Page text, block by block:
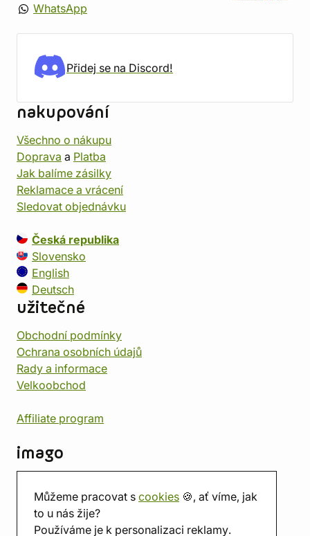
Můžeme pracovat s cookies 🍪, ať víme, jak
to u nás žije?
Používáme je k personalizaci reklamy.
WhatsApp
Přidej se na Discord!
nakupování
Všechno o nákupu
Doprava a Platba
Jak balíme zásilky
Reklamace a vrácení
Sledovat objednávku
Česká republika
Slovensko
English
Deutsch
užitečné
Obchodní podmínky
Ochrana osobních údajů
Rady a informace
Velkoobchod
Affiliate program
imago
Prodejna
Herna
O nás